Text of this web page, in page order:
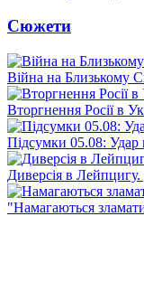
Сюжети
Війна на Близькому
Вторгнення Росії в
Підсумки 05.08: Удар
Диверсія в Лейпцигу.
"Намагаються